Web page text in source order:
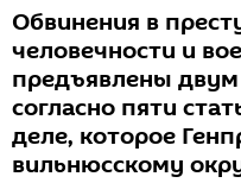
Обвинения в
человечности и
предъявлены
согласно пяти
деле, которое
вильнюсскому